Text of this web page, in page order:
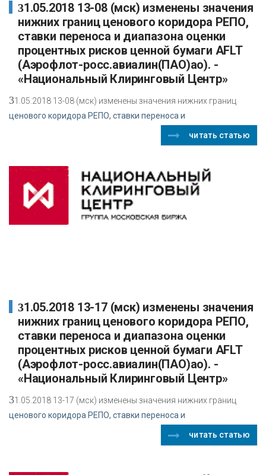
31.05.2018 13-08 (мск) изменены значения
нижних границ ценового коридора РЕПО,
ставки переноса и диапазона оценки
процентных рисков ценной бумаги AFLT
(Аэрофлот-росс.авиалин(ПАО)ао). -
«Национальный Клиринговый Центр»
31.05.2018 13-08 (мск) изменены значения нижних границ
ценового коридора РЕПО, ставки переноса и
читать статью
31.05.2018 13-17 (мск) изменены значения
нижних границ ценового коридора РЕПО,
ставки переноса и диапазона оценки
процентных рисков ценной бумаги AFLT
(Аэрофлот-росс.авиалин(ПАО)ао). -
«Национальный Клиринговый Центр»
31.05.2018 13-17 (мск) изменены значения нижних границ
ценового коридора РЕПО, ставки переноса и
читать статью